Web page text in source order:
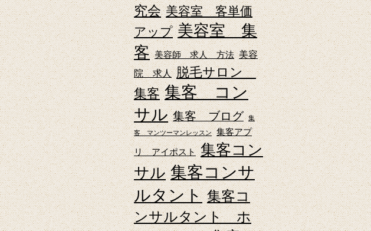
究会 美容室 客単価
アップ 美容室 集
客 美容師 求人 方法 美容
院 求人 脱毛サロン
集客 集客 コン
サル 集客 ブログ 集
客 マンツーマンレッスン
集客アプ
リ アイポスト 集客コン
サル 集客コンサ
ルタント 集客コ
ンサルタント ホ